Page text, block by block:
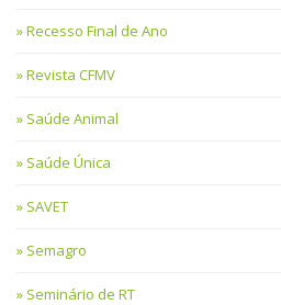
Recesso Final de Ano
Revista CFMV
Saúde Animal
Saúde Única
SAVET
Semagro
Seminário de RT